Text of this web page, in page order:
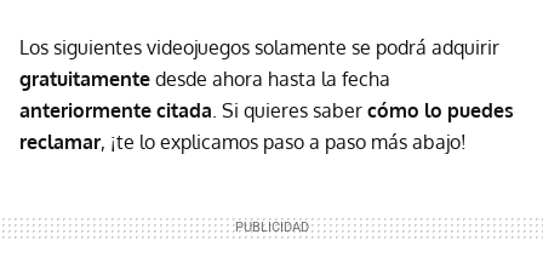
Los siguientes videojuegos solamente se podrá adquirir
gratuitamente desde ahora hasta la fecha
anteriormente citada . Si quieres saber cómo lo puedes
reclamar, ¡te lo explicamos paso a paso más abajo!